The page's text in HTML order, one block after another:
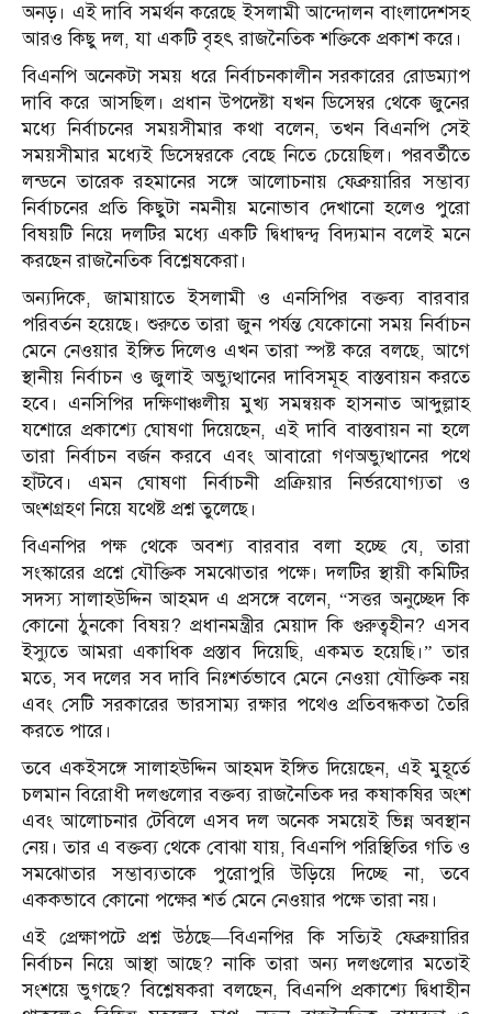
অনড়। এই দাবি সমর্থন করেছে ইসলামী আন্দোলন বাংলাদেশসহ
আরও কিছু দল, যা একটি বৃহৎ রাজনৈতিক শক্তিকে প্রকাশ করে।
বিএনপি অনেকটা সময় ধরে নির্বাচনকালীন সরকারের রোডম্যাপ
দাবি করে আসছিল। প্রধান উপদেষ্টা যখন ডিসেম্বর থেকে জুনের
মধ্যে নির্বাচনের সময়সীমার কথা বলেন, তখন বিএনপি সেই
সময়সীমার মধ্যেই ডিসেম্বরকে বেছে নিতে চেয়েছিল। পরবর্তীতে
লন্ডনে তারেক রহমানের সঙ্গে আলোচনায় ফেব্রুয়ারির সম্ভাব্য
নির্বাচনের প্রতি কিছুটা নমনীয় মনোভাব দেখানো হলেও পুরো
বিষয়টি নিয়ে দলটির মধ্যে একটি দ্বিধাদ্বন্দ্ব বিদ্যমান বলেই মনে
করছেন রাজনৈতিক বিশ্লেষকেরা।
অন্যদিকে, জামায়াতে ইসলামী ও এনসিপির বক্তব্য বারবার
পরিবর্তন হয়েছে। শুরুতে তারা জুন পর্যন্ত যেকোনো সময় নির্বাচন
মেনে নেওয়ার ইঙ্গিত দিলেও এখন তারা স্পষ্ট করে বলছে, আগে
স্থানীয় নির্বাচন ও জুলাই অভ্যুত্থানের দাবিসমূহ বাস্তবায়ন করতে
হবে। এনসিপির দক্ষিণাঞ্চলীয় মুখ্য সমন্বয়ক হাসনাত আব্দুল্লাহ
যশোরে প্রকাশ্যে ঘোষণা দিয়েছেন, এই দাবি বাস্তবায়ন না হলে
তারা নির্বাচন বর্জন করবে এবং আবারো গণঅভ্যুত্থানের পথে
হাঁটবে। এমন ঘোষণা নির্বাচনী প্রক্রিয়ার নির্ভরযোগ্যতা ও
অংশগ্রহণ নিয়ে যথেষ্ট প্রশ্ন তুলেছে।
বিএনপির পক্ষ থেকে অবশ্য বারবার বলা হচ্ছে যে, তারা
সংস্কারের প্রশ্নে যৌক্তিক সমঝোতার পক্ষে। দলটির স্থায়ী কমিটির
সদস্য সালাহউদ্দিন আহমদ এ প্রসঙ্গে বলেন, “সত্তর অনুচ্ছেদ কি
কোনো ঠুনকো বিষয়? প্রধানমন্ত্রীর মেয়াদ কি গুরুত্বহীন? এসব
ইস্যুতে আমরা একাধিক প্রস্তাব দিয়েছি, একমত হয়েছি।” তার
মতে, সব দলের সব দাবি নিঃশর্তভাবে মেনে নেওয়া যৌক্তিক নয়
এবং সেটি সরকারের ভারসাম্য রক্ষার পথেও প্রতিবন্ধকতা তৈরি
করতে পারে।
তবে একইসঙ্গে সালাহউদ্দিন আহমদ ইঙ্গিত দিয়েছেন, এই মুহূর্তে
চলমান বিরোধী দলগুলোর বক্তব্য রাজনৈতিক দর কষাকষির অংশ
এবং আলোচনার টেবিলে এসব দল অনেক সময়েই ভিন্ন অবস্থান
নেয়। তার এ বক্তব্য থেকে বোঝা যায়, বিএনপি পরিস্থিতির গতি ও
সমঝোতার সম্ভাব্যতাকে পুরোপুরি উড়িয়ে দিচ্ছে না, তবে
এককভাবে কোনো পক্ষের শর্ত মেনে নেওয়ার পক্ষে তারা নয়।
এই প্রেক্ষাপটে প্রশ্ন উঠছে—বিএনপির কি সত্যিই ফেব্রুয়ারির
নির্বাচন নিয়ে আস্থা আছে? নাকি তারা অন্য দলগুলোর মতোই
সংশয়ে ভুগছে? বিশ্লেষকরা বলছেন, বিএনপি প্রকাশ্যে দ্বিধাহীন